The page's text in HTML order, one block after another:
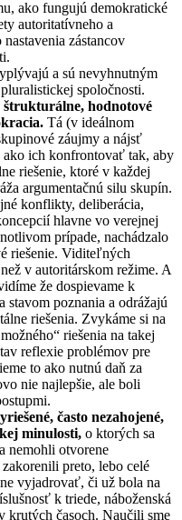
ako fungujú demokratické
autoritatívneho a
zástancov
a sú nevyhnutným
spoločnosti.
štrukturálne, hodnotové
Tá (v ideálnom
záujmy a nájsť
ako ich konfrontovať tak, aby
riešenie, ktoré v každej
argumentačnú silu skupín.
konflikty, deliberácia,
hlavne vo verejnej
prípade, nachádzalo
riešenie. Viditeľných
v autoritárskom režime. A
že dospievame k
stavom poznania a odrážajú
riešenia. Zvykáme si na
riešenia na takej
reflexie problémov pre
to ako nutnú daň za
nie najlepšie, ale boli
často nezahojené,
minulosti, o ktorých sa
nemohli otvorene
preto, lebo celé
vyjadrovať, či už bola na
k triede, náboženská
krutých časoch. Naučili sme